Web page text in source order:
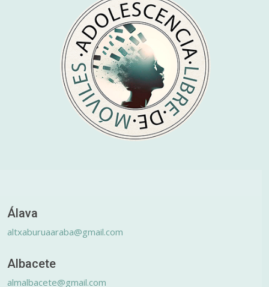
Álava
altxaburuaaraba@gmail.com
Albacete
almalbacete@gmail.com